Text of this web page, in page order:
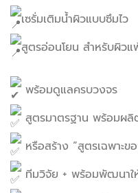
เซรั่มเติมน้ำผิวแบบซึมไว
สูตรอ่อนโยน สำหรับผิวแ
พร้อมดูแลครบวงจร
สูตรมาตรฐาน พร้อมผลิ
หรือสร้าง “สูตรเฉพาะ
ทีมวิจัย + พร้อมพัฒนาใ